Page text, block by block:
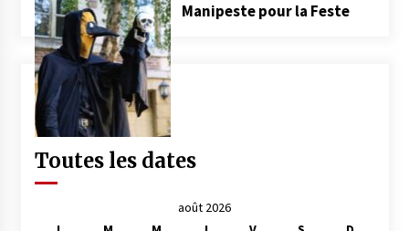
Manipeste pour la Feste
Toutes les dates
août 2026